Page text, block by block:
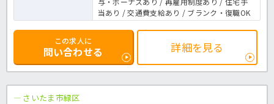
当あり / 交通費支給あり / ブランク・復職OK
この求人に
問い合わせる 詳細を見る
さいたま市緑区